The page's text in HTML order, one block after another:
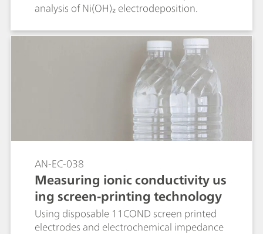
analysis of Ni(OH)₂ electrodeposition.
AN-EC-038
Measuring ionic conductivity us
ing screen-printing technology
Using disposable 11COND screen printed
electrodes and electrochemical impedance